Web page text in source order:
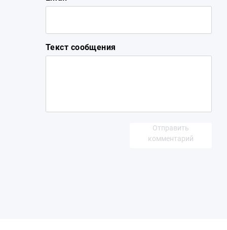
Текст сообщения
Отправить
комментарий